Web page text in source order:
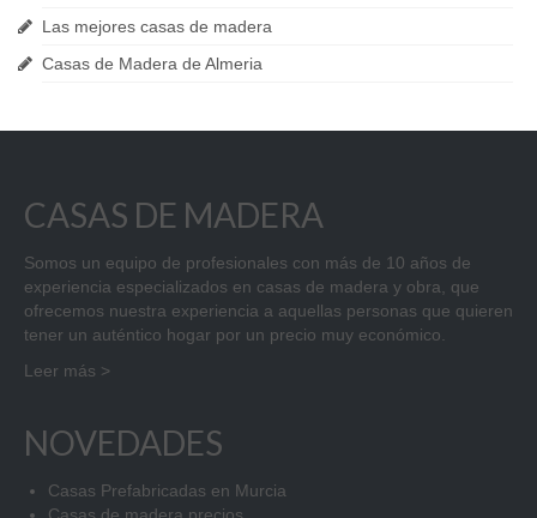
Las mejores casas de madera
Casas de Madera de Almeria
CASAS DE MADERA
Somos un equipo de profesionales con más de 10 años de
experiencia especializados en casas de madera y obra, que
ofrecemos nuestra experiencia a aquellas personas que quieren
tener un auténtico hogar por un precio muy económico.
Leer más >
NOVEDADES
Casas Prefabricadas en Murcia
Casas de madera precios